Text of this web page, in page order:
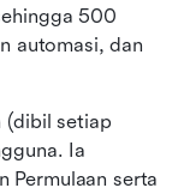
500
automasi, dan
(dibil setiap
Ia
Permulaan serta